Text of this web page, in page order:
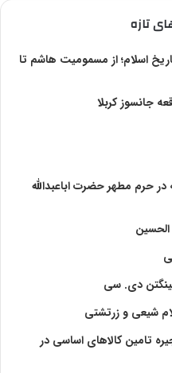
تازه
اسلام؛ از مسمومیت هاشم تا
جانسوز کربلا
در حرم مطهر حضرت اباعبدالله
الحسین
دی. سی
شیعی و زرتشتی
تامین کالاهای اساسی در